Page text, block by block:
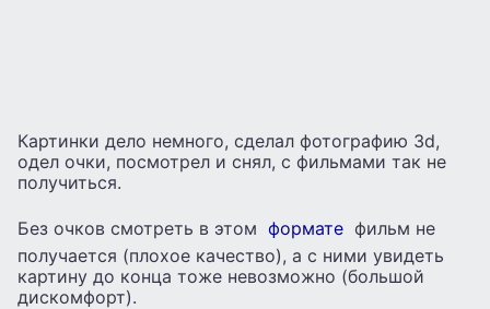
Картинки дело немного, сделал фотографию 3d,
одел очки, посмотрел и снял, с фильмами так не
получиться.
Без очков смотреть в этом формате фильм не
получается (плохое качество), а с ними увидеть
картину до конца тоже невозможно (большой
дискомфорт).